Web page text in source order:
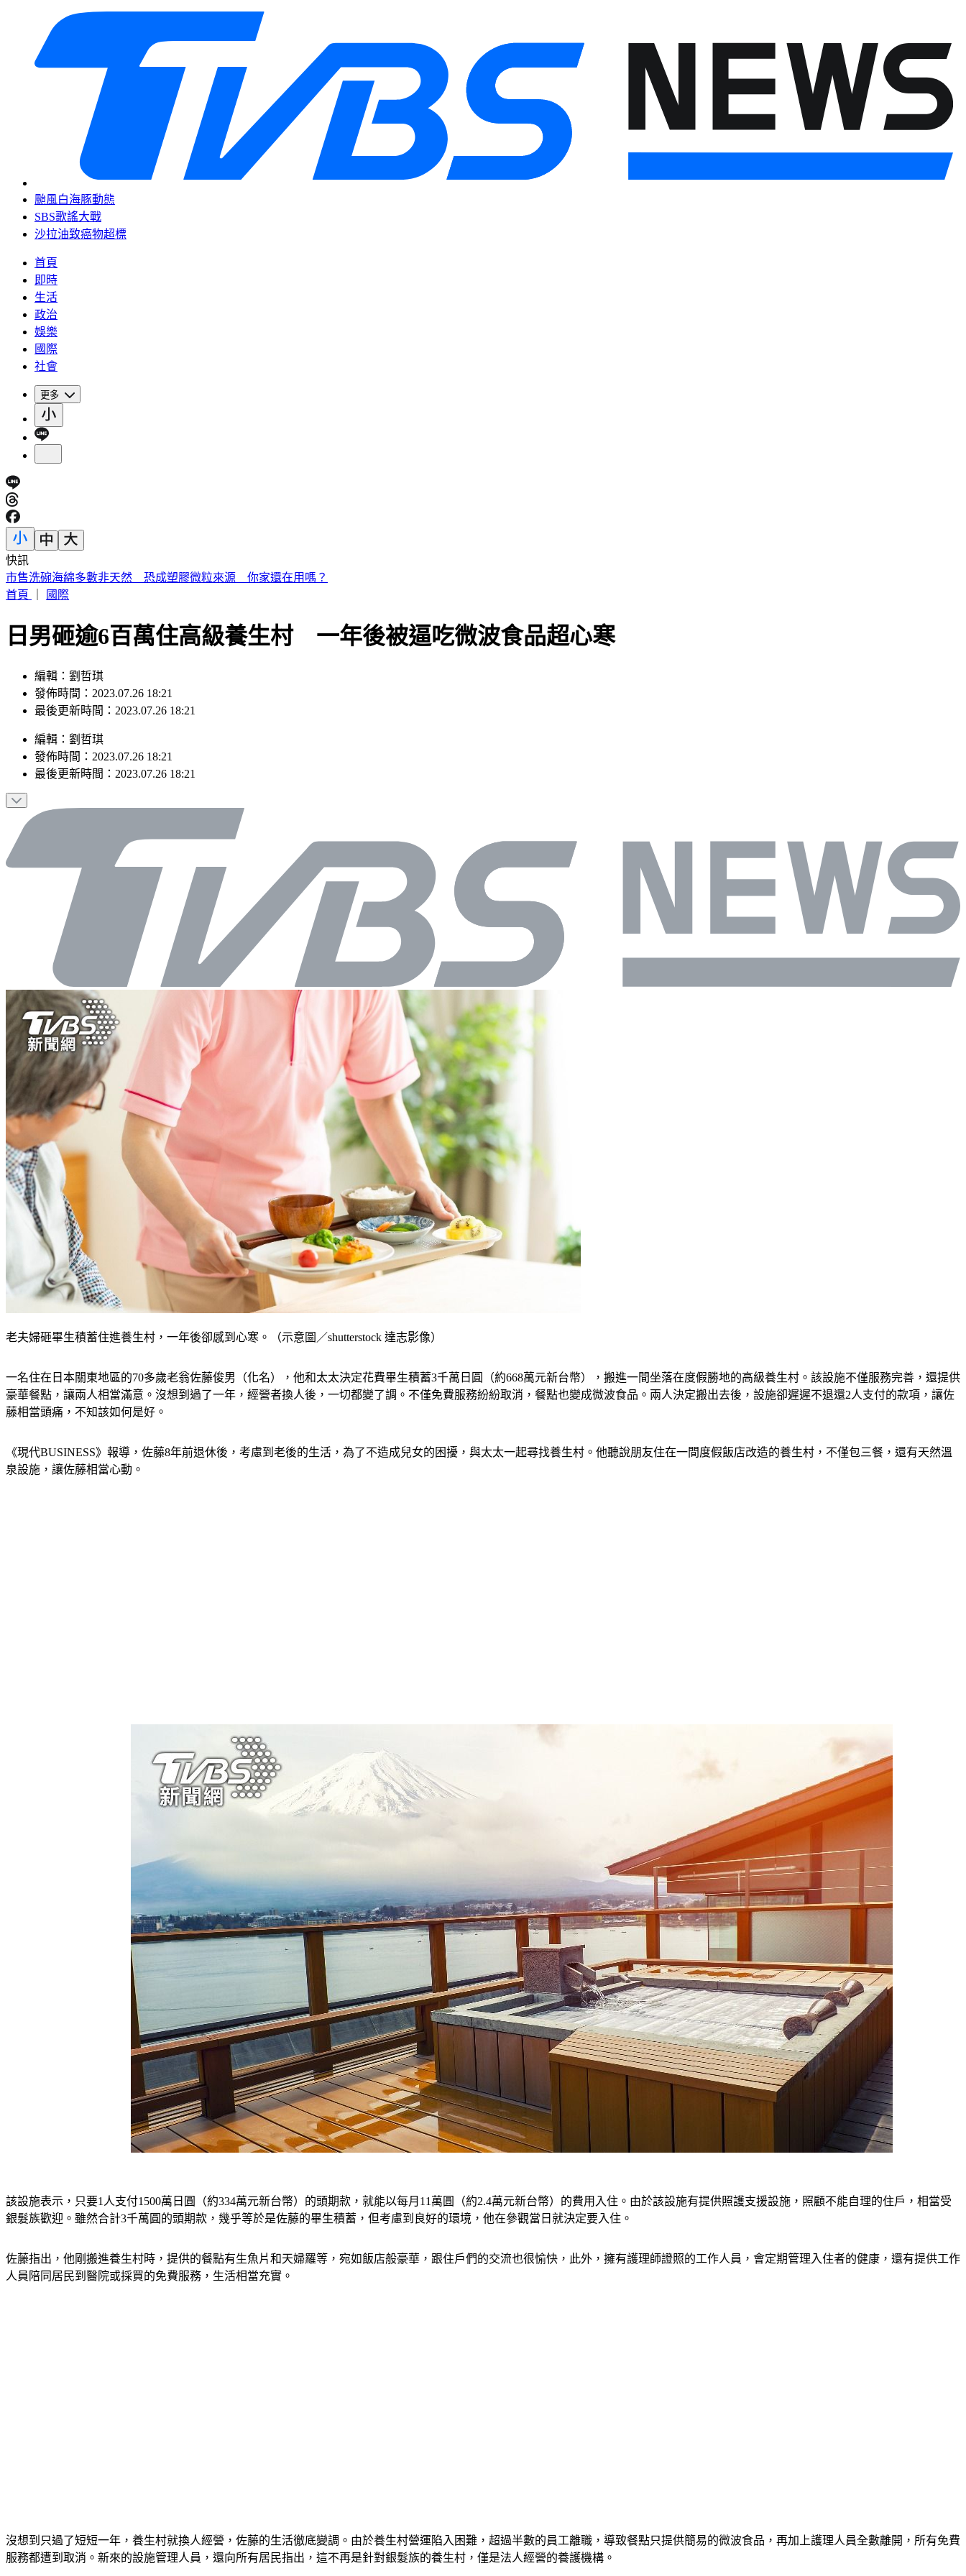
颱風白海豚動態
SBS歌謠大戰
沙拉油致癌物超標
首頁
即時
生活
政治
娛樂
國際
社會
更多
快訊
《夏日活動》花蓮FUN暑假 即將成真火舞秀 加碼重現
首頁
國際
日男砸逾6百萬住高級養生村 一年後被逼吃微波食品超心寒
編輯：劉哲琪
發佈時間：2023.07.26 18:21
最後更新時間：2023.07.26 18:21
編輯 ： 劉哲琪
發佈時間： 2023.07.26 18:21
最後更新時間： 2023.07.26 18:21
老夫婦砸畢生積蓄住進養生村，一年後卻感到心寒。（示意圖／shutterstock 達志影像）
一名住在日本關東地區的70多歲老翁佐藤俊男（化名），他和太太決定花費畢生積蓄3千萬日圓（約668萬元新台幣），搬進一間坐落在度假勝地的高級養生村。該設施不僅服務完善，還提供
豪華餐點，讓兩人相當滿意。沒想到過了一年，經營者換人後，一切都變了調。不僅免費服務紛紛取消，餐點也變成微波食品。兩人決定搬出去後，設施卻遲遲不退還2人支付的款項，讓佐
藤相當頭痛，不知該如何是好。
《現代BUSINESS》報導，佐藤8年前退休後，考慮到老後的生活，為了不造成兒女的困擾，與太太一起尋找養生村。他聽說朋友住在一間度假飯店改造的養生村，不僅包三餐，還有天然溫
泉設施，讓佐藤相當心動。
該設施表示，只要1人支付1500萬日圓（約334萬元新台幣）的頭期款，就能以每月11萬圓（約2.4萬元新台幣）的費用入住。由於該設施有提供照護支援設施，照顧不能自理的住戶，相當受
銀髮族歡迎。雖然合計3千萬圓的頭期款，幾乎等於是佐藤的畢生積蓄，但考慮到良好的環境，他在參觀當日就決定要入住。
佐藤指出，他剛搬進養生村時，提供的餐點有生魚片和天婦羅等，宛如飯店般豪華，跟住戶們的交流也很愉快，此外，擁有護理師證照的工作人員，會定期管理入住者的健康，還有提供工作
人員陪同居民到醫院或採買的免費服務，生活相當充實。
沒想到只過了短短一年，養生村就換人經營，佐藤的生活徹底變調。由於養生村營運陷入困難，超過半數的員工離職，導致餐點只提供簡易的微波食品，再加上護理人員全數離開，所有免費
服務都遭到取消。新來的設施管理人員，還向所有居民指出，這不再是針對銀髮族的養生村，僅是法人經營的養護機構。